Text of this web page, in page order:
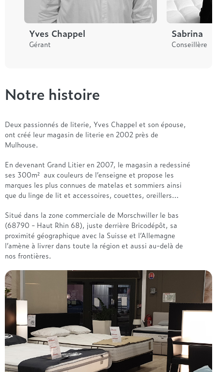
Yves Chappel
Gérant
Sabrina
Conseillère
Notre histoire
Deux passionnés de literie, Yves Chappel et son épouse,
ont créé leur magasin de literie en 2002 près de
Mulhouse.
En devenant Grand Litier en 2007, le magasin a redessiné
ses 300m² aux couleurs de l’enseigne et propose les
marques les plus connues de matelas et sommiers ainsi
que du linge de lit et accessoires, couettes, oreillers…
Situé dans la zone commerciale de Morschwiller le bas
(68790 - Haut Rhin 68), juste derrière Bricodépôt, sa
proximité géographique avec la Suisse et l’Allemagne
l’amène à livrer dans toute la région et aussi au-delà de
nos frontières.